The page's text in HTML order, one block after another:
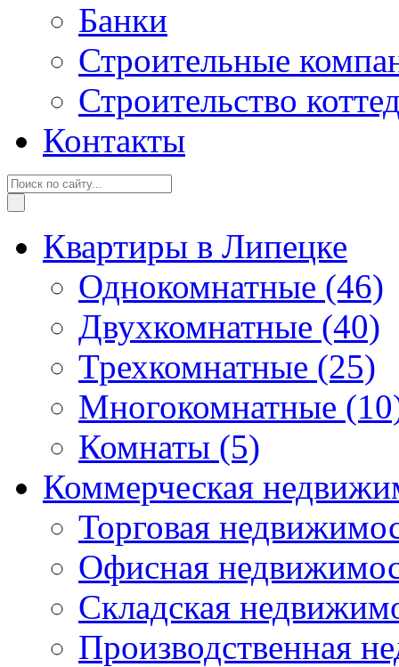
Банки
Строительные
Строительство
Контакты
Квартиры в Липецке
Однокомнатные (46)
Двухкомнатные (40)
Трехкомнатные (25)
Многокомнатные
Комнаты (5)
Коммерческая
Торговая
Офисная
Складская
Производственная